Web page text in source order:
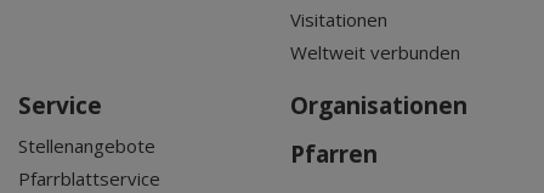
Visitationen
Weltweit verbunden
Service
Stellenangebote
Pfarrblattservice
Organisationen
Pfarren